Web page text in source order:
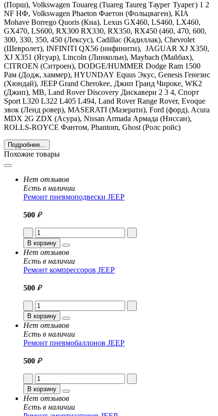
(Порш), Volkswagen Touareg (Tuareg Taureg Таурег Туарег) 1 2
NF НФ, Volkswagen Phaeton Фаетон (Фольцваген), KIA
Mohave Borrego Quoris (Киа), Lexus GX460, LS460, LX460,
GX470, LS600, RX300 RX330, RX350, RX450 (460, 470, 600,
300, 330, 350, 450 (Лексус), Cadillac (Кадиллак), Сhevrolet
(Шевролет), INFINITI QX56 (инфинити), JAGUAR XJ X350,
XJ X351 (Ягуар), Lincoln (Линкольн), Maybach (Майбах),
CITROEN (Ситроен), DODGE/HUMMER Dodge Ram 1500
Рам (Додж, хаммер), HYUNDAY Equus Экус, Genesis Генезис
(Хюндай), JEEP Grand Cherokee, Джип Гранд Чироке, WK2
(Джип), MB, Land Rover Discovery Дискавери 2 3 4, Спорт
Sport L320 L322 L405 L494, Land Rover Range Rover, Evoque
эвок (Ленд ровер), MASERATI (Мазерати), Ford (форд), Acura
MDX 2G ZDX (Асура), Nissan Armada Армада (Ниссан),
ROLLS-ROYCE Фантом, Phantom, Ghost (Ролс ройс)
Подробнее...
Похожие товары
Нет отзывов
Есть в наличии
Ремонт пневмоподвески JEEP
500 ₽
В корзину
Нет отзывов
Есть в наличии
Ремонт компрессоров JEEP
500 ₽
В корзину
Нет отзывов
Есть в наличии
Ремонт пневмобаллонов JEEP
500 ₽
В корзину
Нет отзывов
Есть в наличии